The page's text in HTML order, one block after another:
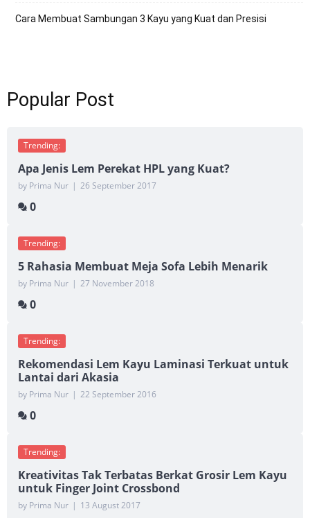
Cara Membuat Sambungan 3 Kayu yang Kuat dan Presisi
Popular Post
Trending:
Apa Jenis Lem Perekat HPL yang Kuat?
by Prima Nur | 26 September 2017
0
Trending:
5 Rahasia Membuat Meja Sofa Lebih Menarik
by Prima Nur | 27 November 2018
0
Trending:
Rekomendasi Lem Kayu Laminasi Terkuat untuk
Lantai dari Akasia
by Prima Nur | 22 September 2016
0
Trending:
Kreativitas Tak Terbatas Berkat Grosir Lem Kayu
untuk Finger Joint Crossbond
by Prima Nur | 13 August 2017